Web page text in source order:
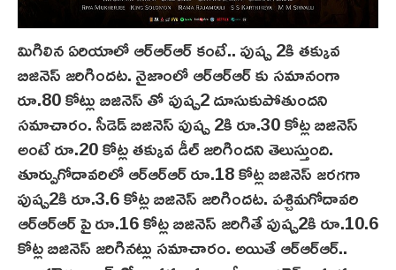
మిగిలిన ఏరియాలో ఆర్‌ఆర్ఆర్ కంటే.. పుష్ప 2కి తక్కువ
బిజినెస్ జరిగిందట. నైజాంలో ఆర్‌ఆర్ఆర్ కు సమానంగా
రూ.80 కోట్లు బిజినెస్ తో పుష్ప‌2 దూసుకుపోతుంద‌ని
సమాచారం. సీడెడ్‌ బిజినెస్ పుష్ప 2కి రూ.30 కోట్ల బిజినెస్
అంటే రూ.20 కోట్ల తక్కువ డీల్ జరిగిందని తెలుస్తుంది.
తూర్పుగోదావరిలో ఆర్ఆర్ఆర్ రూ.18 కోట్ల బిజినెస్ జరగగా
పుష్ప2కి రూ.3.6 కోట్ల బిజినెస్ జరిగిందట. పశ్చిమగోదావరి
ఆర్‌ఆర్ఆర్ పై రూ.16 కోట్ల బిజినెస్ జరిగితే పుష్ప2కి రూ.10.6
కోట్ల బిజినెస్ జరిగినట్లు సమాచారం. అయితే ఆర్‌ఆర్ఆర్..